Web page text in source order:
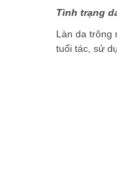
Tình trạng
Làn da trông
tuổi tác, sử